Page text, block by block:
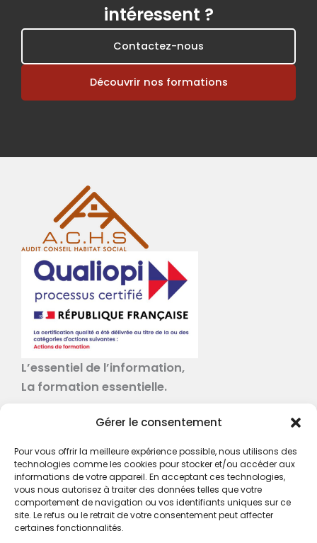
Gérer le consentement
Pour vous offrir la meilleure expérience possible, nous utilisons des
technologies comme les cookies pour stocker et/ou accéder aux
informations de votre appareil. En acceptant ces technologies,
vous nous autorisez à traiter des données telles que votre
comportement de navigation ou vos identifiants uniques sur ce
site. Le refus ou le retrait de votre consentement peut affecter
certaines fonctionnalités.
intéressent ?
Contactez-nous
Découvrir nos formations
L’essentiel de l’information,
La formation essentielle.
Nos actualités
À propos
Nos Services